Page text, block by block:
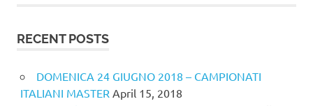
RECENT POSTS
DOMENICA 24 GIUGNO 2018 – CAMPIONATI
ITALIANI MASTER April 15, 2018